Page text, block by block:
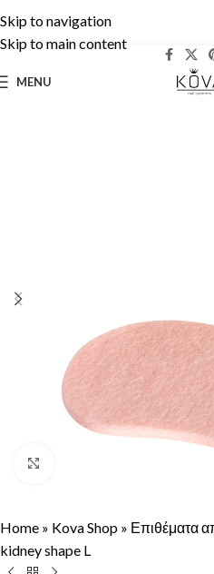
Skip to navigation
Skip to main content
MENU
Home » Kova Shop » Επιθέματα
kidney shape L
Δωρεάν Μεταφορικά άνω των 50€